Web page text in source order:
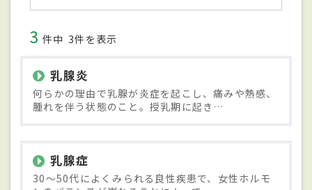
3 件中 3件を表示
乳腺炎
何らかの理由で乳腺が炎症を起こし、痛みや熱感、
腫れを伴う状態のこと。授乳期に起き…
乳腺症
30～50代によくみられる良性疾患で、女性ホルモ